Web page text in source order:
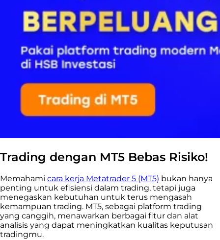
Trading dengan MT5 Bebas Risiko!
Memahami cara kerja Metatrader 5 (MT5) bukan hanya
penting untuk efisiensi dalam trading, tetapi juga
menegaskan kebutuhan untuk terus mengasah
kemampuan trading. MT5, sebagai platform trading
yang canggih, menawarkan berbagai fitur dan alat
analisis yang dapat meningkatkan kualitas keputusan
tradingmu.